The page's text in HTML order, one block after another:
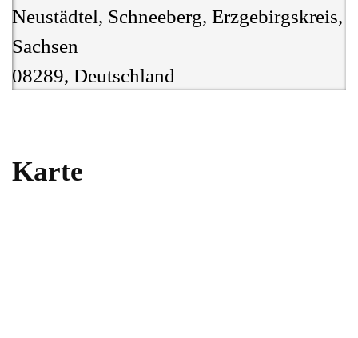
Neustädtel, Schneeberg, Erzgebirgskreis,
Sachsen
08289, Deutschland
Karte